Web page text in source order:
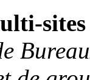
sites